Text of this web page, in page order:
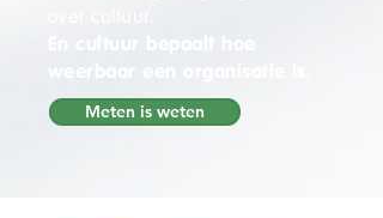
Meten is weten